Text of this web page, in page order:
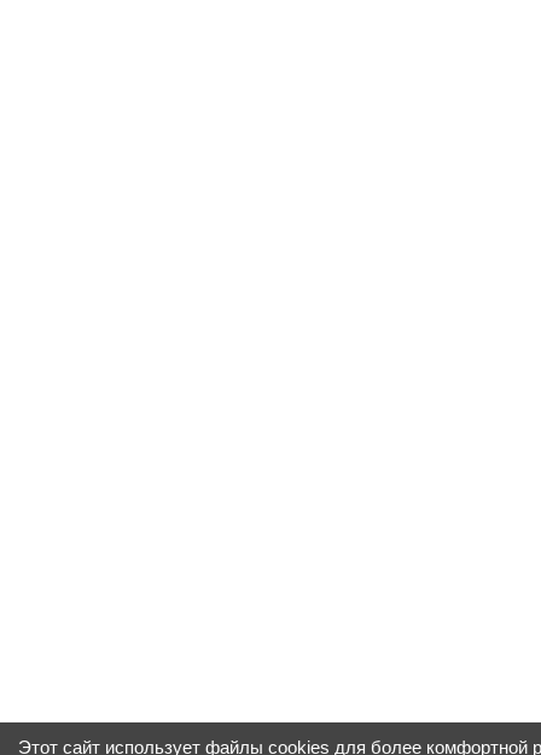
Этот сайт использует файлы cookies для более комфортной